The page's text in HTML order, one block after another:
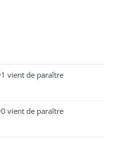
vient de paraître
vient de paraître